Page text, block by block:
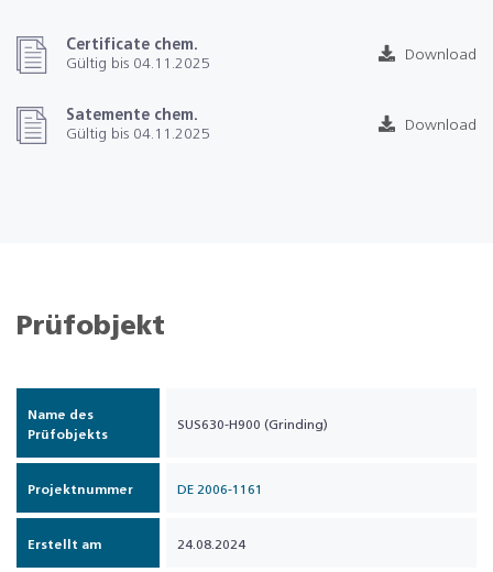
Certificate chem.
Gültig bis 04.11.2025
Download
Satemente chem.
Gültig bis 04.11.2025
Download
Prüfobjekt
Name des
Prüfobjekts
SUS630-H900 (Grinding)
Projektnummer DE 2006-1161
Erstellt am 24.08.2024